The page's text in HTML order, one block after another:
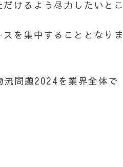
けるよう尽力したいとこ
を集中することとなりま
問題2024を業界全体で